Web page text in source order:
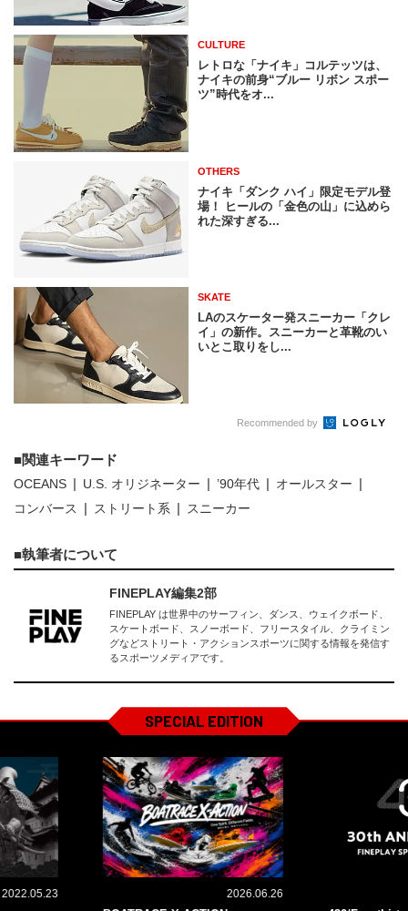
CULTURE
レトロな「ナイキ」コルテッツは、
ナイキの前身“ブルー リボン スポー
ツ”時代をオ...
OTHERS
ナイキ「ダンク ハイ」限定モデル登
場！ ヒールの「金色の山」に込めら
れた深すぎる...
SKATE
LAのスケーター発スニーカー「クレ
イ」の新作。スニーカーと革靴のい
いとこ取りをし...
Recommended by
関連キーワード
OCEANS U.S. オリジネーター ’90年代
オールスター
コンバース
ストリート系 スニーカー
執筆者について
FINEPLAY編集2部
FINEPLAY は世界中のサーフィン、ダンス、ウェイクボード、
スケートボード、スノーボード、フリースタイル、クライミン
グなどストリート・アクションスポーツに関する情報を発信す
るスポーツメディアです。
SPECIAL EDITION
2022.05.23 2026.06.26